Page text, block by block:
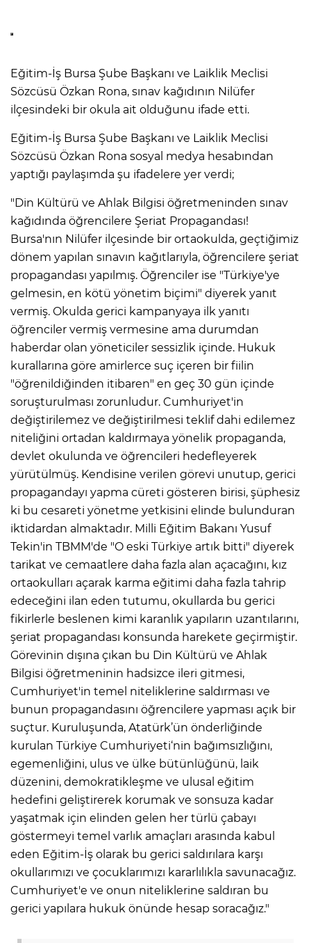
Eğitim-İş Bursa Şube Başkanı ve Laiklik Meclisi
Sözcüsü Özkan Rona, sınav kağıdının Nilüfer
ilçesindeki bir okula ait olduğunu ifade etti.
Eğitim-İş Bursa Şube Başkanı ve Laiklik Meclisi
Sözcüsü Özkan Rona sosyal medya hesabından
yaptığı paylaşımda şu ifadelere yer verdi;
"Din Kültürü ve Ahlak Bilgisi öğretmeninden sınav
kağıdında öğrencilere Şeriat Propagandası!
Bursa'nın Nilüfer ilçesinde bir ortaokulda, geçtiğimiz
dönem yapılan sınavın kağıtlarıyla, öğrencilere şeriat
propagandası yapılmış. Öğrenciler ise "Türkiye'ye
gelmesin, en kötü yönetim biçimi" diyerek yanıt
vermiş. Okulda gerici kampanyaya ilk yanıtı
öğrenciler vermiş vermesine ama durumdan
haberdar olan yöneticiler sessizlik içinde. Hukuk
kurallarına göre amirlerce suç içeren bir fiilin
"öğrenildiğinden itibaren" en geç 30 gün içinde
soruşturulması zorunludur. Cumhuriyet'in
değiştirilemez ve değiştirilmesi teklif dahi edilemez
niteliğini ortadan kaldırmaya yönelik propaganda,
devlet okulunda ve öğrencileri hedefleyerek
yürütülmüş. Kendisine verilen görevi unutup, gerici
propagandayı yapma cüreti gösteren birisi, şüphesiz
ki bu cesareti yönetme yetkisini elinde bulunduran
iktidardan almaktadır. Milli Eğitim Bakanı Yusuf
Tekin'in TBMM'de "O eski Türkiye artık bitti" diyerek
tarikat ve cemaatlere daha fazla alan açacağını, kız
ortaokulları açarak karma eğitimi daha fazla tahrip
edeceğini ilan eden tutumu, okullarda bu gerici
fikirlerle beslenen kimi karanlık yapıların uzantılarını,
şeriat propagandası konsunda harekete geçirmiştir.
Görevinin dışına çıkan bu Din Kültürü ve Ahlak
Bilgisi öğretmeninin hadsizce ileri gitmesi,
Cumhuriyet'in temel niteliklerine saldırması ve
bunun propagandasını öğrencilere yapması açık bir
suçtur. Kuruluşunda, Atatürk’ün önderliğinde
kurulan Türkiye Cumhuriyeti‘nin bağımsızlığını,
egemenliğini, ulus ve ülke bütünlüğünü, laik
düzenini, demokratikleşme ve ulusal eğitim
hedefini geliştirerek korumak ve sonsuza kadar
yaşatmak için elinden gelen her türlü çabayı
göstermeyi temel varlık amaçları arasında kabul
eden Eğitim-İş olarak bu gerici saldırılara karşı
okullarımızı ve çocuklarımızı kararlılıkla savunacağız.
Cumhuriyet'e ve onun niteliklerine saldıran bu
gerici yapılara hukuk önünde hesap soracağız."